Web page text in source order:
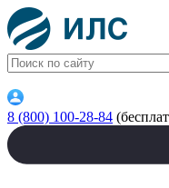
8 (800) 100-28-84